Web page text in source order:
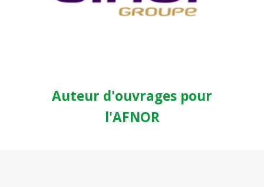
Auteur d'ouvrages pour
l'AFNOR